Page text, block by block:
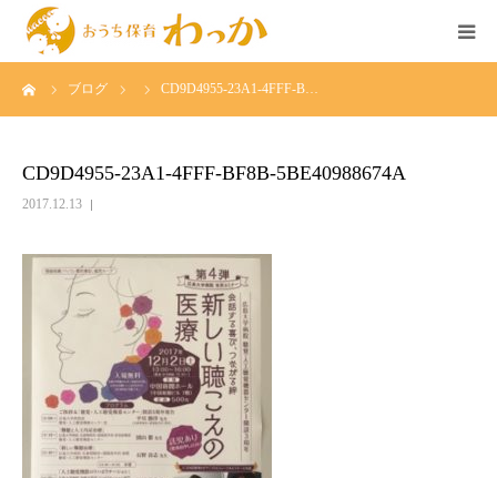
ブログ CD9D4955-23A1-4FFF-B…
CD9D4955-23A1-4FFF-BF8B-5BE40988674A
2017.12.13
TOP
法人様の託児
広島のベビーシッター求人
イベント